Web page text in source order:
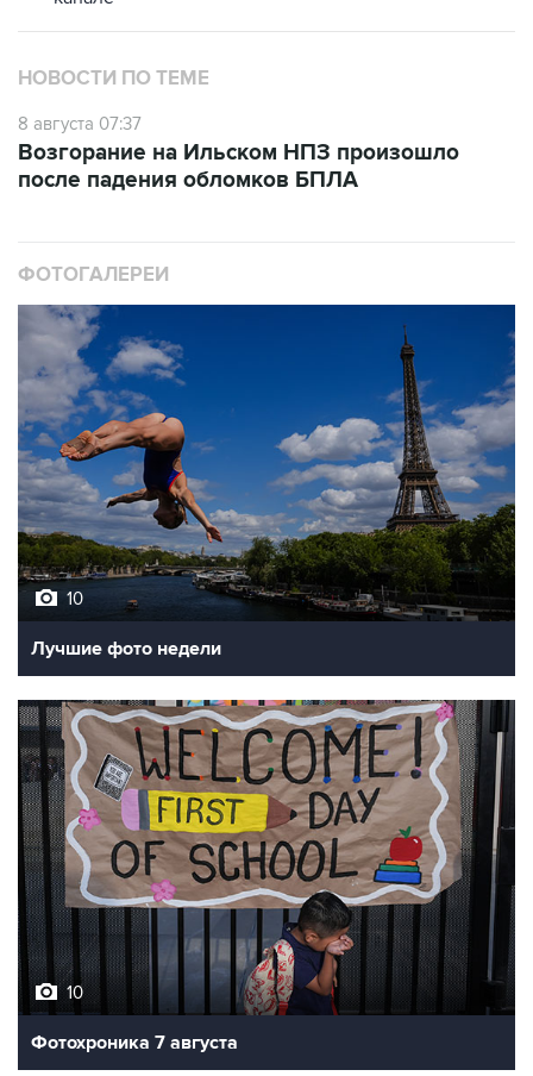
НОВОСТИ ПО ТЕМЕ
8 августа 07:37
после падения обломков БПЛА
10
Лучшие фото недели
10
Фотохроника 7 августа